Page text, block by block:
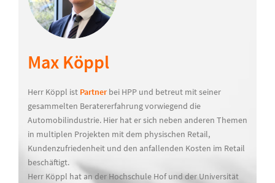
Max Köppl
Herr Köppl ist Partnerbei HPP und betreut mit seiner
gesammelten Beratererfahrung vorwiegend die
Automobilindustrie. Hier hat er sich neben anderen Themen
in multiplen Projekten mit dem physischen Retail,
Kundenzufriedenheit und den anfallenden Kosten im Retail
beschäftigt.
Herr Köppl hat an der Hochschule Hof und der Universität